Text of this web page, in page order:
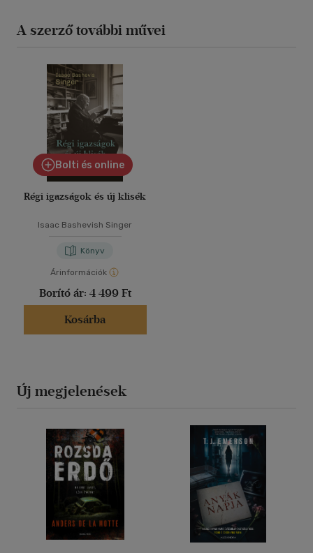
A szerző további művei
Bolti és online
Régi igazságok és új klisék
Isaac Bashevish Singer
Könyv
Árinformációk
Borító ár: 4 499 Ft
Kosárba
Új megjelenések